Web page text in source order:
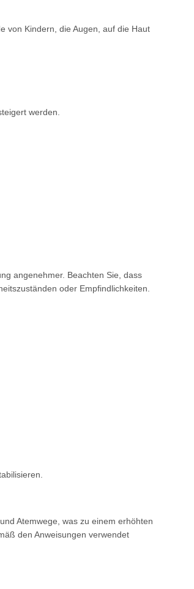
von Kindern, die Augen, auf die Haut
werden.
angenehmer. Beachten Sie, dass
oder Empfindlichkeiten.
Atemwege, was zu einem erhöhten
den Anweisungen verwendet